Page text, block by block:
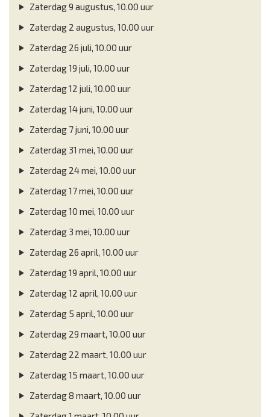
Zaterdag 9 augustus, 10.00 uur
Zaterdag 2 augustus, 10.00 uur
Zaterdag 26 juli, 10.00 uur
Zaterdag 19 juli, 10.00 uur
Zaterdag 12 juli, 10.00 uur
Zaterdag 14 juni, 10.00 uur
Zaterdag 7 juni, 10.00 uur
Zaterdag 31 mei, 10.00 uur
Zaterdag 24 mei, 10.00 uur
Zaterdag 17 mei, 10.00 uur
Zaterdag 10 mei, 10.00 uur
Zaterdag 3 mei, 10.00 uur
Zaterdag 26 april, 10.00 uur
Zaterdag 19 april, 10.00 uur
Zaterdag 12 april, 10.00 uur
Zaterdag 5 april, 10.00 uur
Zaterdag 29 maart, 10.00 uur
Zaterdag 22 maart, 10.00 uur
Zaterdag 15 maart, 10.00 uur
Zaterdag 8 maart, 10.00 uur